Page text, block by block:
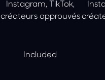
Instagram, TikTok,
créateurs approuvés
Included